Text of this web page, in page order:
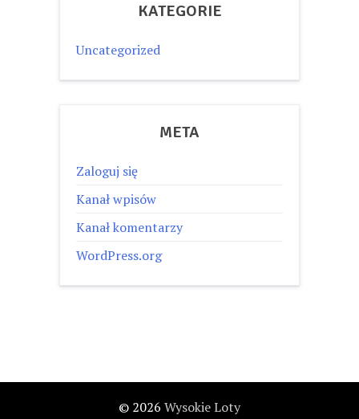
KATEGORIE
Uncategorized
META
Zaloguj się
Kanał wpisów
Kanał komentarzy
WordPress.org
© 2026 Wysokie Loty